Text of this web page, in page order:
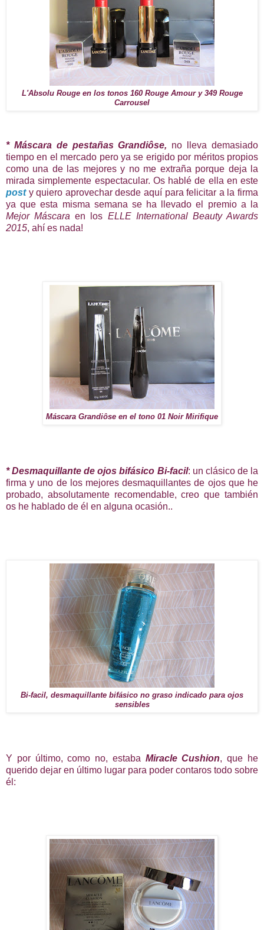
L'Absolu Rouge en los tonos 160 Rouge Amour y 349 Rouge
Carrousel
* Máscara de pestañas Grandiôse, no lleva demasiado
tiempo en el mercado pero ya se erigido por méritos propios
como una de las mejores y no me extraña porque deja la
mirada simplemente espectacular. Os hablé de ella en este
posty quiero aprovechar desde aquí para felicitar a la firma
ya que esta misma semana se ha llevado el premio a la
Mejor Máscara en los ELLE International Beauty Awards
2015, ahí es nada!
Máscara Grandiôse en el tono 01 Noir Mirifique
* Desmaquillante de ojos bifásico Bi-facil: un clásico de la
firma y uno de los mejores desmaquillantes de ojos que he
probado, absolutamente recomendable, creo que también
os he hablado de él en alguna ocasión..
Bi-facil, desmaquillante bifásico no graso indicado para ojos
sensibles
Y por último, como no, estaba Miracle Cushion, que he
querido dejar en último lugar para poder contaros todo sobre
él: